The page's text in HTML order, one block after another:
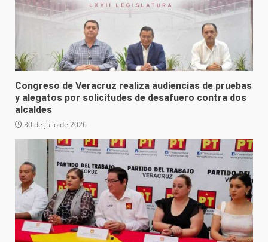
Congreso de Veracruz realiza audiencias de pruebas
y alegatos por solicitudes de desafuero contra dos
alcaldes
30 de julio de 2026